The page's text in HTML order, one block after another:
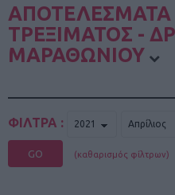
ΤΡΕΞΙΜΑΤΟΣ -
ΜΑΡΑΘΩΝΙΟΥ
ΦΙΛΤΡΑ :
GO (καθαρισμός φίλτρων)